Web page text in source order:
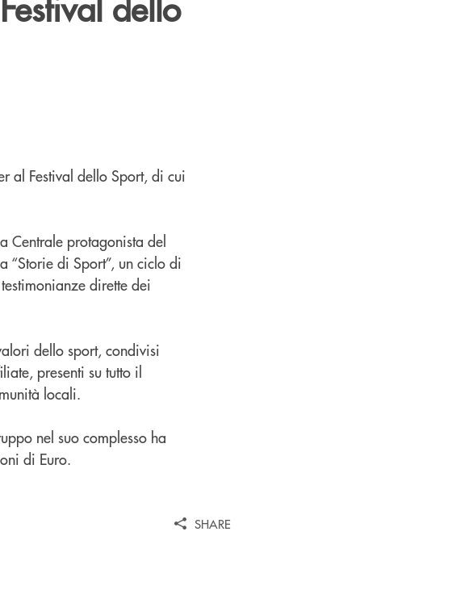
al Festival dello Sport, di cui
Centrale protagonista del
“Storie di Sport”, un ciclo di
dirette dei
dello sport, condivisi
presenti su tutto il
locali.
nel suo complesso ha
di Euro.
SHARE